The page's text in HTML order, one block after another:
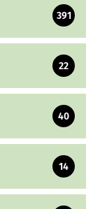
391
22
40
14